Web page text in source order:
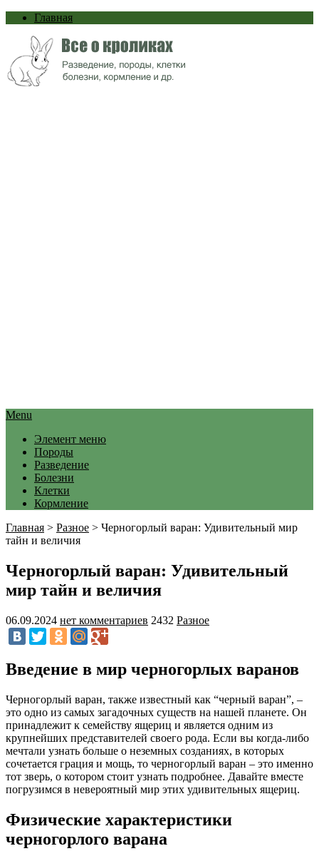
Главная
Menu
Элемент меню
Породы
Разведение
Болезни
Клетки
Кормление
Главная > Разное > Черногорлый варан: Удивительный мир
тайн и величия
Черногорлый варан: Удивительный
мир тайн и величия
06.09.2024 нет комментариев 2432 Разное
Введение в мир черногорлых варанов
Черногорлый варан, также известный как “черный варан”, –
это одно из самых загадочных существ на нашей планете. Он
принадлежит к семейству ящериц и является одним из
крупнейших представителей своего рода. Если вы когда-либо
мечтали узнать больше о неземных созданиях, в которых
сочетается грация и мощь, то черногорлый варан – это именно
тот зверь, о котором стоит узнать подробнее. Давайте вместе
погрузимся в невероятный мир этих удивительных ящериц.
Физические характеристики
черногорлого варана